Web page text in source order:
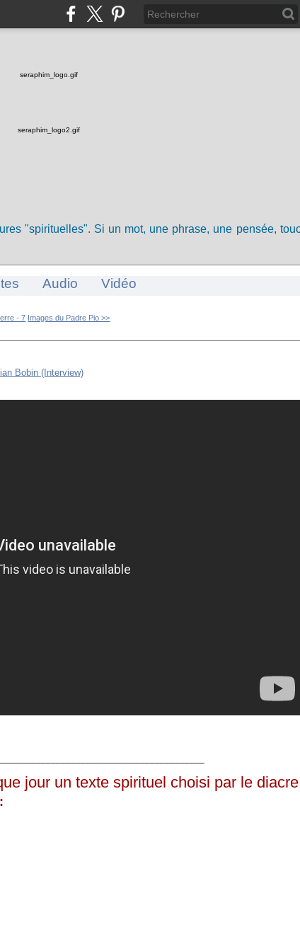
"spirituelles". Si un mot, une phrase, une pensée,
Audio Vidéo
- 7 Images du Padre Pio >>
jour un texte spirituel choisi par le diacre
: